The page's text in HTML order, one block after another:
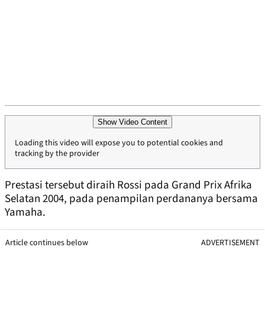
Show Video Content
Loading this video will expose you to potential cookies and
tracking by the provider
Prestasi tersebut diraih Rossi pada Grand Prix Afrika
Selatan 2004, pada penampilan perdananya bersama
Yamaha.
Article continues below ADVERTISEMENT